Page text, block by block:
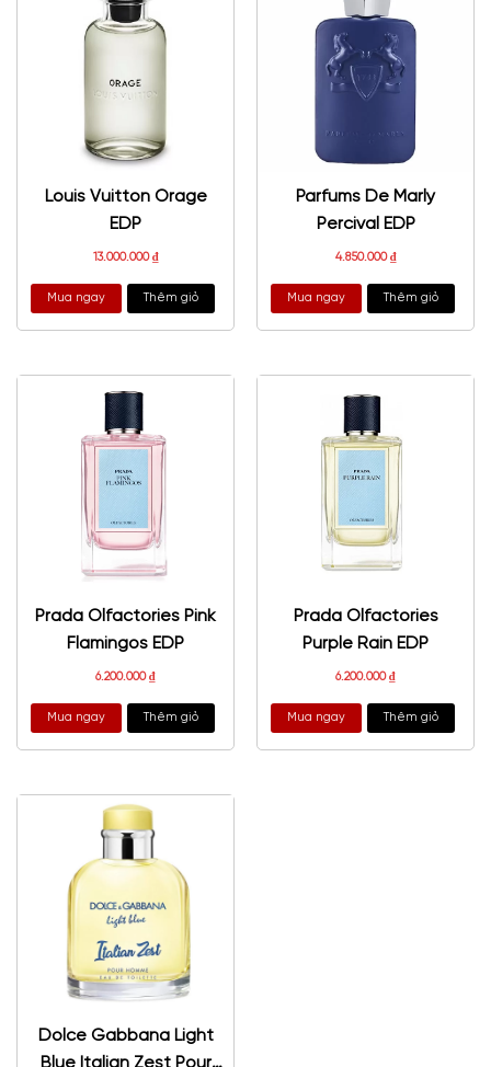
Louis Vuitton Orage
EDP
13.000.000₫
Mua ngay Thêm giỏ
Parfums De Marly
Percival EDP
4.850.000₫
Mua ngay Thêm giỏ
Prada Olfactories Pink
Flamingos EDP
6.200.000₫
Mua ngay Thêm giỏ
Prada Olfactories
Purple Rain EDP
6.200.000₫
Mua ngay Thêm giỏ
Dolce Gabbana Light